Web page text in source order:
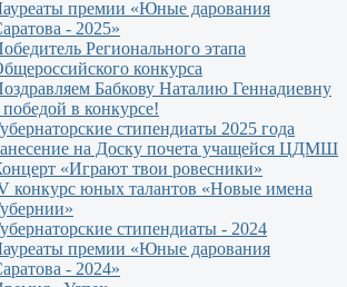
премии «Юные дарования
- 2025»
Регионального этапа
конкурса
Бабкову Наталию Геннадиевну
победой в конкурсе!
стипендиаты 2025 года
на Доску почета учащейся ЦДМШ
«Играют твои ровесники»
конкурс юных талантов «Новые имена
стипендиаты - 2024
премии «Юные дарования
- 2024»